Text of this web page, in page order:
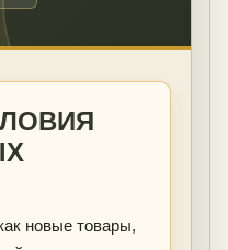
новые товары,